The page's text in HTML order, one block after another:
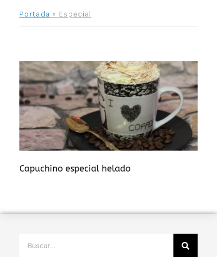
Portada » Especial
Capuchino especial helado